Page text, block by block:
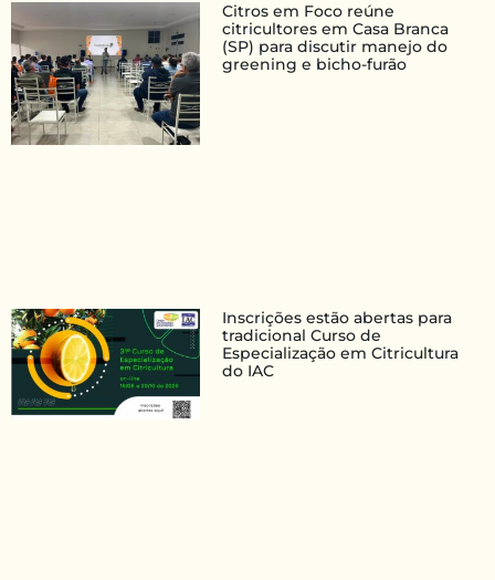
Citros em Foco reúne
citricultores em Casa Branca
(SP) para discutir manejo do
greening e bicho-furão
Inscrições estão abertas para
tradicional Curso de
Especialização em Citricultura
do IAC